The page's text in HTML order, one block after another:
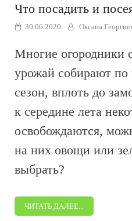
Что посадить и
30.06.2020 Оксана
Многие огородники
урожай собирают по
сезон, вплоть до
к середине лета
освобождаются,
на них овощи или
выбрать?
ЧИТАТЬ ДАЛЕЕ...